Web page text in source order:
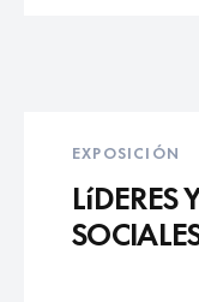
EXPOSICIÓN
LíDERES